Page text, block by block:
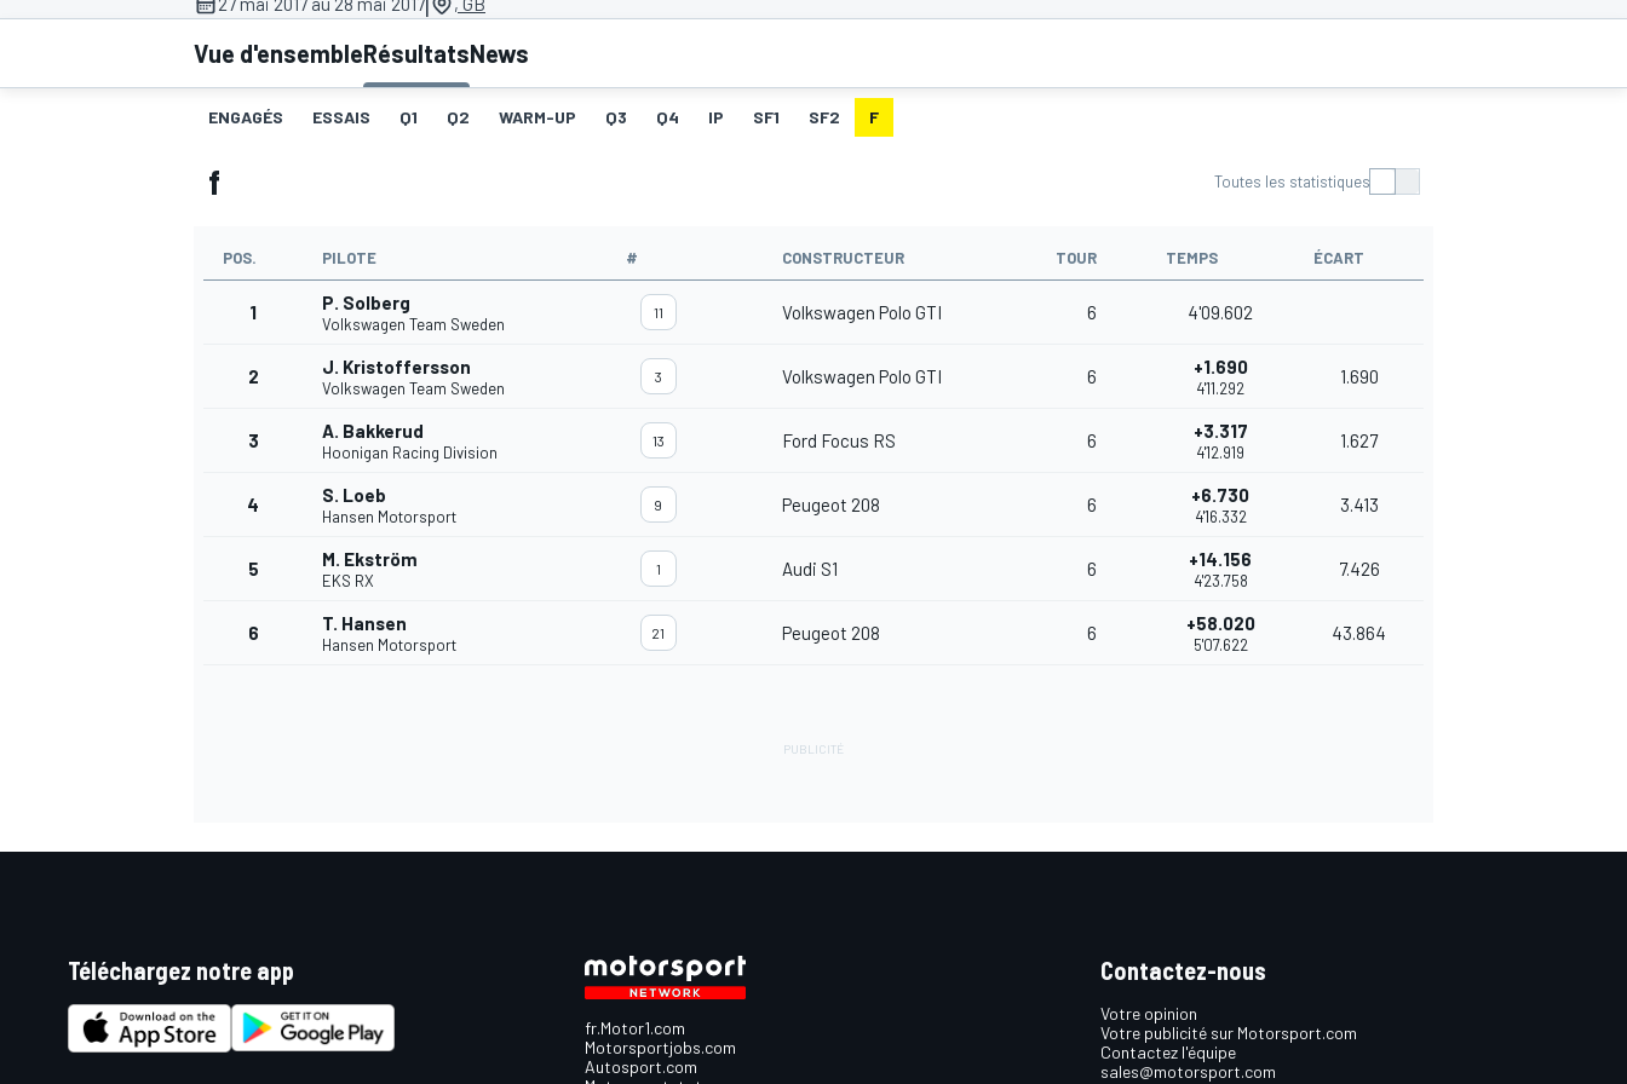
MOTOGP
WEC
Vue d'ensembleRésultatsNews
ENGAGÉS ESSAIS Q1 Q2 WARM-UP Q3 Q4 IP SF1 SF2 F
f Toutes les statistiques
POS. PILOTE # CONSTRUCTEUR TOUR TEMPS ÉCART
1 P. Solberg
Volkswagen Team Sweden
11 Volkswagen Polo GTI 6 4'09.602
2 J. Kristoffersson
Volkswagen Team Sweden
3 Volkswagen Polo GTI 6 +1.690
4'11.292
1.690
3 A. Bakkerud
Hoonigan Racing Division
13 Ford Focus RS 6 +3.317
4'12.919
1.627
4 S. Loeb
Hansen Motorsport
9 Peugeot 208 6 +6.730
4'16.332
3.413
5 M. Ekström
EKS RX
1 Audi S1 6 +14.156
4'23.758
7.426
6 T. Hansen
Hansen Motorsport
21 Peugeot 208 6 +58.020
5'07.622
43.864
Téléchargez notre app
fr.Motor1.com
Motorsportjobs.com
Autosport.com
Contactez-nous
Votre opinion
Votre publicité sur Motorsport.com
Contactez l'équipe
sales@motorsport.com